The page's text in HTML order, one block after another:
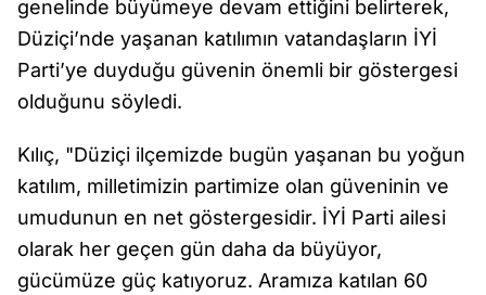
genelinde büyümeye devam ettiğini belirterek,
Düziçi’nde yaşanan katılımın vatandaşların İYİ
Parti’ye duyduğu güvenin önemli bir göstergesi
olduğunu söyledi.
Kılıç, "Düziçi ilçemizde bugün yaşanan bu yoğun
katılım, milletimizin partimize olan güveninin ve
umudunun en net göstergesidir. İYİ Parti ailesi
olarak her geçen gün daha da büyüyor,
gücümüze güç katıyoruz. Aramıza katılan 60